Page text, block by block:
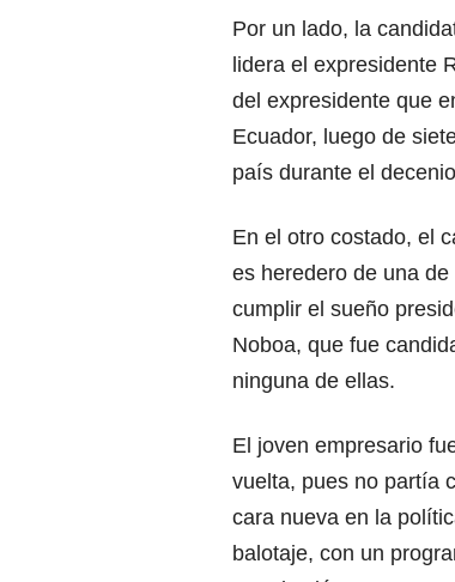
Por un lado, la
lidera el expresidente
del expresidente que
Ecuador, luego de
país durante el
En el otro costado, el
es heredero de una
cumplir el sueño
Noboa, que fue
ninguna de ellas.
El joven empresario
vuelta, pues no partía
cara nueva en la
balotaje, con un